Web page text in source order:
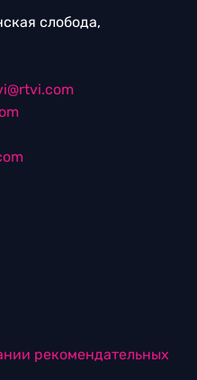
слобода,
рекомендательных